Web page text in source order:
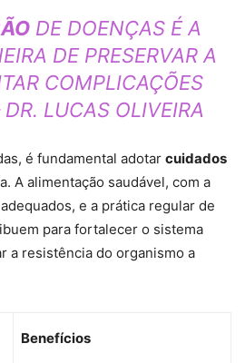
DE DOENÇAS É A
DE PRESERVAR A
COMPLICAÇÕES
DR. LUCAS OLIVEIRA
é fundamental adotar cuidados
A alimentação saudável, com a
e a prática regular de
para fortalecer o sistema
a resistência do organismo a
Benefícios